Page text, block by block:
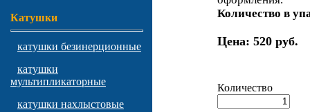
Катушки
катушки безинерционные
катушки
мультипликаторные
катушки нахлыстовые
Количество в
Цена: 520 руб.
Количество